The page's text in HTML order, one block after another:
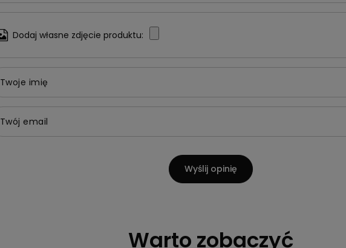
Dodaj własne zdjęcie produktu:
Twoje imię
Twój email
Wyślij opinię
Warto zobaczyć